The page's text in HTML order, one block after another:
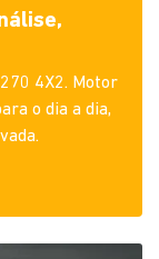
4X2. Motor
o dia a dia,